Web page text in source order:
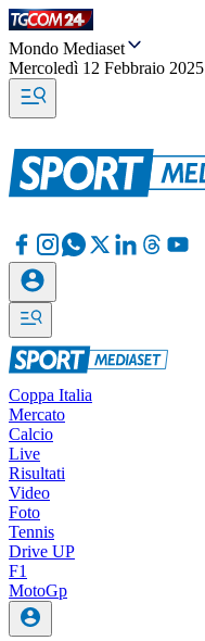
Mondo Mediaset
Mercoledì 12 Febbraio 2025
Coppa Italia
Mercato
Calcio
Live
Risultati
Video
Foto
Tennis
Drive UP
F1
MotoGp